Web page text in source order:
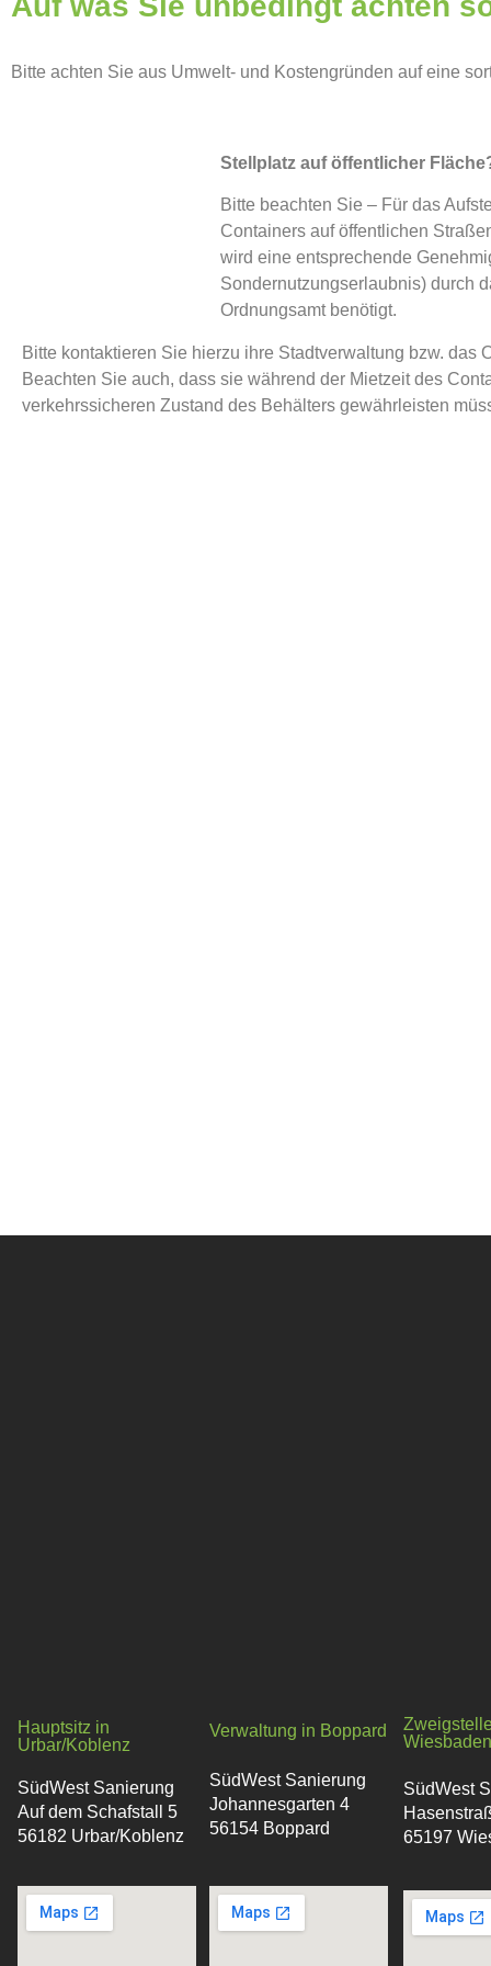
Bitte achten Sie aus Umwelt- und Kostengründen auf eine
Stellplatz auf öffentlicher
Bitte beachten Sie – Für das
Containers auf öffentlichen
wird eine entsprechende
Sondernutzungserlaubnis) durch
Ordnungsamt benötigt.
Bitte kontaktieren Sie hierzu ihre Stadtverwaltung bzw. das
Beachten Sie auch, dass sie während der Mietzeit des
verkehrssicheren Zustand des Behälters gewährleisten
Hauptsitz in
Urbar/Koblenz
SüdWest Sanierung
Auf dem Schafstall 5
56182 Urbar/Koblenz
Verwaltung in Boppard
SüdWest Sanierung
Johannesgarten 4
56154 Boppard
Wiesbaden
SüdWest
65197